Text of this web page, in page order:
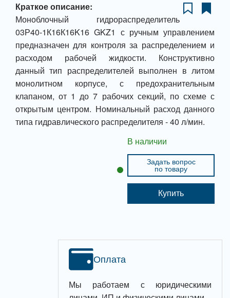
Краткое описание:
Моноблочный гидрораспределитель
03Р40-1К16К16K16 GKZ1 с ручным управлением
предназначен для контроля за распределением и
расходом рабочей жидкости. Конструктивно
данный тип распределителей выполнен в литом
монолитном корпусе, с предохранительным
клапаном, от 1 до 7 рабочих секций, по схеме с
открытым центром. Номинальный расход данного
типа гидравлического распределителя - 40 л/мин.
В наличии
Задать вопрос
по товару
Купить
Оплата
Мы работаем с юридическими